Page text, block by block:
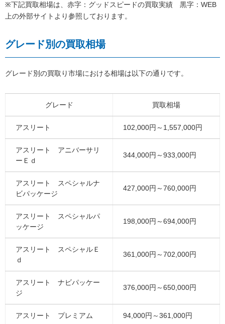
※下記買取相場は、赤字：グッドスピードの買取実績 黒字：WEB
上の外部サイトより参照しております。
グレード別の買取相場
グレード別の買取り市場における相場は以下の通りです。
グレード 買取相場
アスリート 102,000円～1,557,000円
アスリート アニバーサリ
ーＥｄ
344,000円～933,000円
アスリート スペシャルナ
ビパッケージ
427,000円～760,000円
アスリート スペシャルパ
ッケージ
198,000円～694,000円
アスリート スペシャルＥ
ｄ
361,000円～702,000円
アスリート ナビパッケー
ジ
376,000円～650,000円
アスリート プレミアム 94,000円～361,000円